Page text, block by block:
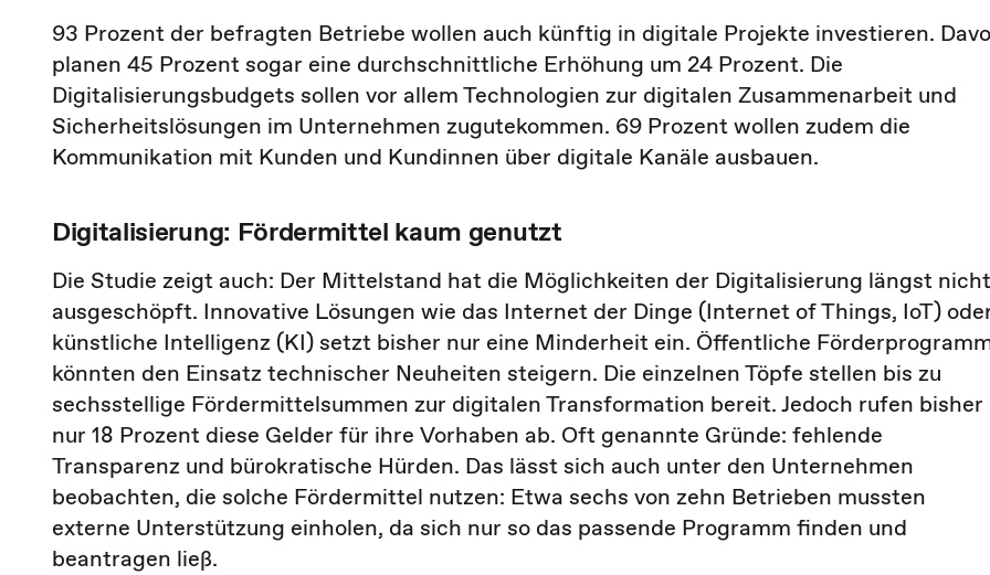
93 Prozent der befragten Betriebe wollen auch künftig in digitale Projekte investieren.
planen 45 Prozent sogar eine durchschnittliche Erhöhung um 24 Prozent. Die
Digitalisierungsbudgets sollen vor allem Technologien zur digitalen Zusammenarbeit und
Sicherheitslösungen im Unternehmen zugutekommen. 69 Prozent wollen zudem die
Kommunikation mit Kunden und Kundinnen über digitale Kanäle ausbauen.
Digitalisierung: Fördermittel kaum genutzt
Die Studie zeigt auch: Der Mittelstand hat die Möglichkeiten der Digitalisierung längst nicht
ausgeschöpft. Innovative Lösungen wie das Internet der Dinge (Internet of Things, IoT)
künstliche Intelligenz (KI) setzt bisher nur eine Minderheit ein. Öffentliche
könnten den Einsatz technischer Neuheiten steigern. Die einzelnen Töpfe stellen bis zu
sechsstellige Fördermittelsummen zur digitalen Transformation bereit. Jedoch rufen bisher
nur 18 Prozent diese Gelder für ihre Vorhaben ab. Oft genannte Gründe: fehlende
Transparenz und bürokratische Hürden. Das lässt sich auch unter den Unternehmen
beobachten, die solche Fördermittel nutzen: Etwa sechs von zehn Betrieben mussten
externe Unterstützung einholen, da sich nur so das passende Programm finden und
beantragen ließ.